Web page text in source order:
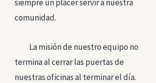
siempre un placer servir a nuestra
comunidad.
La misión de nuestro equipo no
termina al cerrar las puertas de
nuestras oficinas al terminar el día.